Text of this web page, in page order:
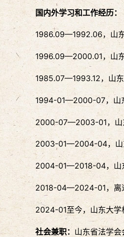
国内外学习和工作经历：
1986.09—1992.06，山
1996.09—2000.01，山
1985.07—1993.12，山
1994-01—2000-07，山
2000-07—2003-01，山
2003-01—2004-04，山
2004-01—2018-04，山
2018-04—2024-01，离
2024-01至今，山东大学
社会兼职： 山东省法学会